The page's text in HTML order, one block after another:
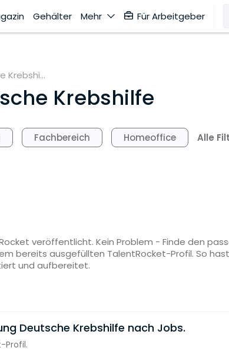
Gehälter Mehr Für Arbeitgeber
Krebshi...
Krebshilfe
Fachbereich Homeoffice Alle
veröffentlicht. Kein Problem - Finde den
bereits ausgefüllten TalentRocket-Profil. So
und aufbereitet.
Deutsche Krebshilfe nach Jobs.
Profil.